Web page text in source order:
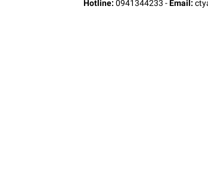
Hotline: 0941344233 -Email: